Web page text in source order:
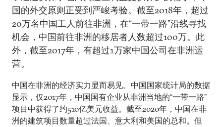
国的外交原则正受到严峻考验。截至2018年，超过
20万名中国工人前往非洲，在“一带一路”沿线寻找
机会，中国前往非洲的移居者人数超过100万。此
外，截至2017年，有超过1万家中国公司在非洲运
营。
中国在非洲的经济实力显而易见。中国国家统计局的数据
显示，仅2017年，中国国有企业从非洲当地的“一带一路”
项目中获得了约510亿美元收益。截至2020年，中国在非
洲的建筑项目数量超过法国、意大利和美国的总和。但